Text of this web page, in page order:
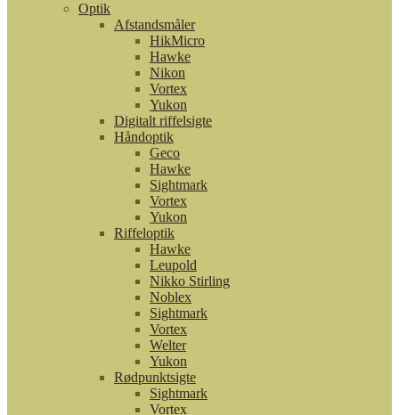
Optik
Afstandsmåler
HikMicro
Hawke
Nikon
Vortex
Yukon
Digitalt riffelsigte
Håndoptik
Geco
Hawke
Sightmark
Vortex
Yukon
Riffeloptik
Hawke
Leupold
Nikko Stirling
Noblex
Sightmark
Vortex
Welter
Yukon
Rødpunktsigte
Sightmark
Vortex